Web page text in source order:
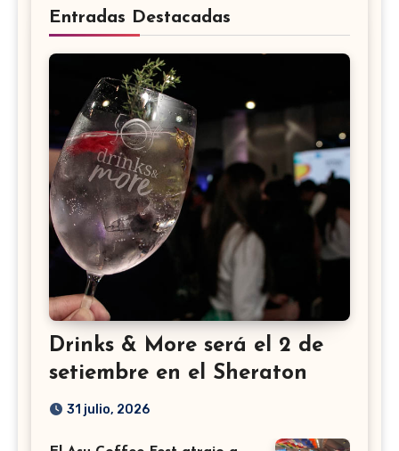
Entradas Destacadas
Drinks & More será el 2 de
setiembre en el Sheraton
31 julio, 2026